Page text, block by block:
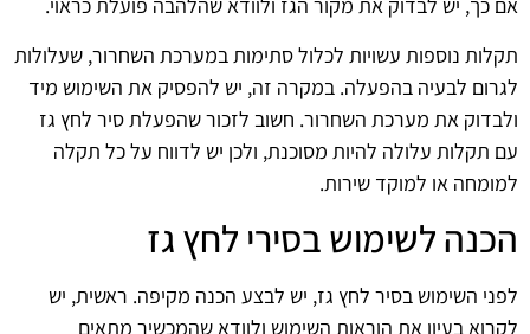
אם כך, יש לבדוק את מקור הגז ולוודא שהלהבה פועלת כראוי.
תקלות נוספות עשויות לכלול סתימות במערכת השחרור, שעלולות
לגרום לבעיה בהפעלה. במקרה זה, יש להפסיק את השימוש מיד
ולבדוק את מערכת השחרור. חשוב לזכור שהפעלת סיר לחץ גז
עם תקלות עלולה להיות מסוכנת, ולכן יש לדווח על כל תקלה
למומחה או למוקד שירות.
הכנה לשימוש בסירי לחץ גז
לפני השימוש בסיר לחץ גז, יש לבצע הכנה מקיפה. ראשית, יש
לקרוא בעיון את הוראות השימוש ולוודא שהמכשיר מתאים